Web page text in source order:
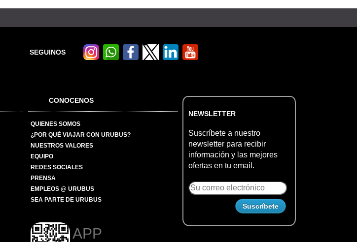
SEGUINOS
CONOCENOS
QUIENES SOMOS
¿POR QUÉ VIAJAR CON URUBUS?
NUESTROS VALORES
EQUIPO
REDES SOCIALES
PRENSA
EMPLEOS @ URUBUS
SEA PARTE DE URUBUS
APP
NEWSLETTER
Suscríbete a nuestro
newsletter para recibir
información y las mejores
ofertas en tu email.